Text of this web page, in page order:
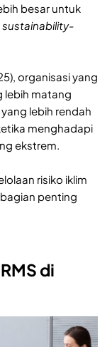
besar untuk
sustainability-
organisasi yang
lebih matang
lebih rendah
menghadapi
ekstrem.
risiko iklim
penting
di